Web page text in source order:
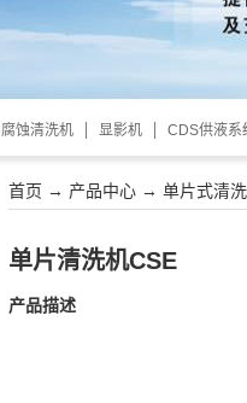
腐蚀清洗机 显影机 CDS供液系
首页 → 产品中心 → 单片式清
单片清洗机CSE
产品描述